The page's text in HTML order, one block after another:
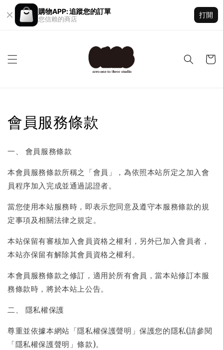
購物APP: 追蹤您的訂單
您信賴的商店
打開
會員服務條款
一、 會員服務條款
本會員服務條款所稱之「會員」，為依照本站所定之加入會
員程序加入完成並通過認證者。
當您使用本站服務時，即表示您同意及遵守本服務條款的規
定事項及相關法律之規定。
本站保留有審核加入會員資格之權利，另外已加入會員者，
本站亦保留有解除其會員資格之權利。
本會員服務條款之修訂，適用於所有會員，當本站修訂本服
務條款時，將於本站上公告。
二、 隱私權保護
尊重並依據本網站「隱私權保護聲明」保護您的隱私(請參閱
「隱私權保護聲明」條款)。